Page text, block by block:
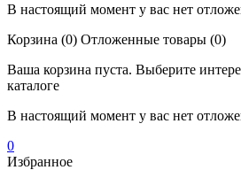
В настоящий момент у вас нет
Корзина (0) Отложенные товары (0)
Ваша корзина пуста. Выберите
каталоге
В настоящий момент у вас нет
0
Избранное